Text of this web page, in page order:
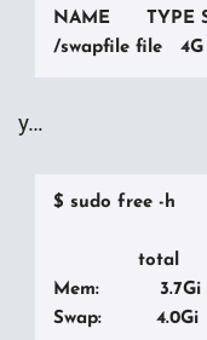
NAME      TYPE
/swapfile file
y…
$ sudo free -h
total
Mem:
Swap: